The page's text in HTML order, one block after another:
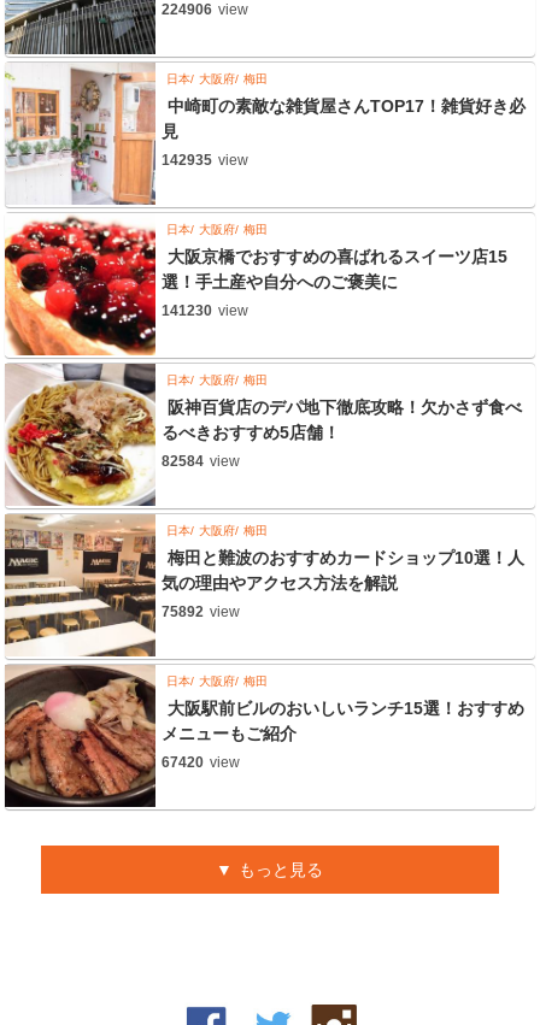
224906 view
日本 大阪府 梅田
中崎町の素敵な雑貨屋さんTOP17！雑貨好き必
見
142935 view
日本 大阪府 梅田
大阪京橋でおすすめの喜ばれるスイーツ店15
選！手土産や自分へのご褒美に
141230 view
日本 大阪府 梅田
阪神百貨店のデパ地下徹底攻略！欠かさず食べ
るべきおすすめ5店舗！
82584 view
日本 大阪府 梅田
梅田と難波のおすすめカードショップ10選！人
気の理由やアクセス方法を解説
75892 view
日本 大阪府 梅田
大阪駅前ビルのおいしいランチ15選！おすすめ
メニューもご紹介
67420 view
もっと見る